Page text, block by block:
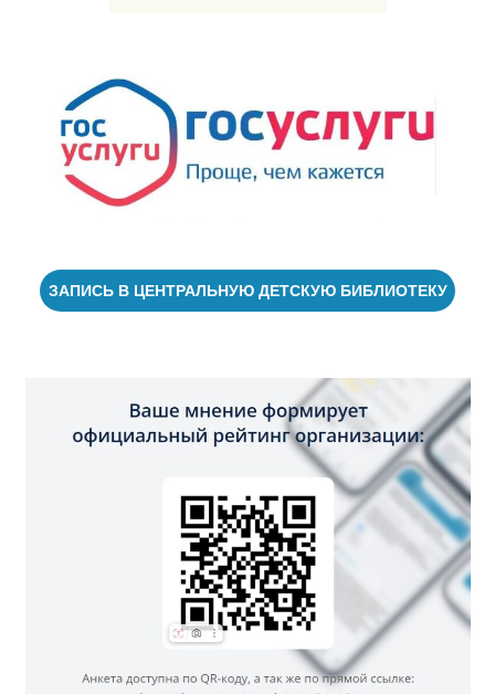
ЗАПИСЬ В ЦЕНТРАЛЬНУЮ ДЕТСКУЮ БИБЛИОТЕКУ